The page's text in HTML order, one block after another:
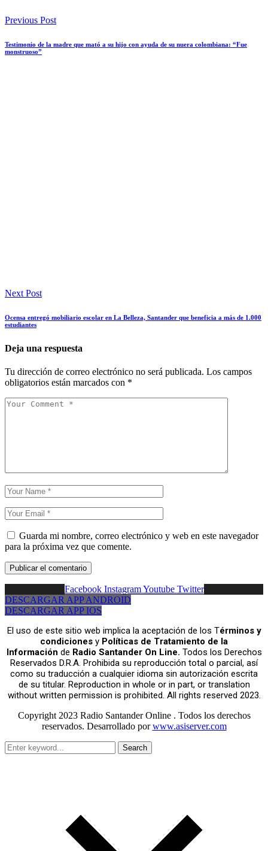
Previous Post
Testimonio de la madre que mató a su hijo con ayuda de su nuera colombiana: “Fue
monstruoso”
Next Post
Ocensa entregó mobiliario escolar en La Belleza, Santander que beneficia a más de 1.000
estudiantes
Deja una respuesta
Tu dirección de correo electrónico no será publicada. Los campos
obligatorios están marcados con *
Guarda mi nombre, correo electrónico y web en este navegador
para la próxima vez que comente.
Facebook Instagram Youtube Twitter
DESCARGAR APP ANDROID
DESCARGAR APP IOS
El uso de este sitio web implica la aceptación de los Términos y
condiciones y Políticas de Tratamiento de la
Información de Radio Santander On Line. Todos los Derechos
Reservados D.R.A. Prohibida su reproducción total o parcial, así
como su traducción a cualquier idioma sin autorización escrita
de su titular. Reproduction in whole or in part, or translation
without written permission is prohibited. All rights reserved 2023.
Copyright 2023 Radio Santander Online . Todos los derechos
reservados. Desarrollado porwww.asiserver.com
Search